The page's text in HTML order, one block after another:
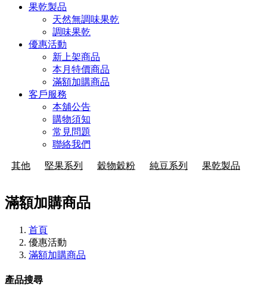
果乾製品
天然無調味果乾
調味果乾
優惠活動
新上架商品
本月特價商品
滿額加購商品
客戶服務
本舖公告
購物須知
常見問題
聯絡我們
其他 堅果系列 穀物穀粉 純豆系列 果乾製品
滿額加購商品
首頁
優惠活動
滿額加購商品
產品搜尋